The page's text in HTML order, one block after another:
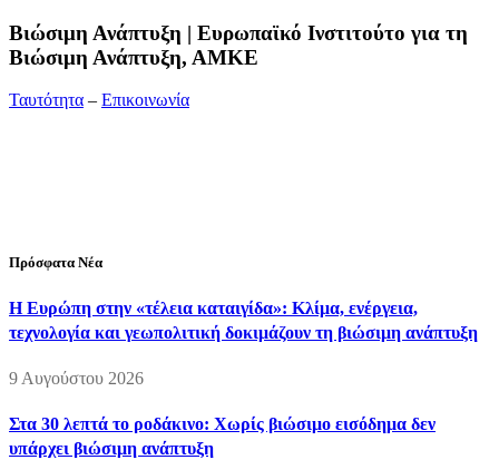
Bιώσιμη Ανάπτυξη | Ευρωπαϊκό Ινστιτούτο για τη
Βιώσιμη Ανάπτυξη, ΑΜΚΕ
Ταυτότητα – Επικοινωνία
Πρόσφατα Νέα
Η Ευρώπη στην «τέλεια καταιγίδα»: Κλίμα, ενέργεια,
τεχνολογία και γεωπολιτική δοκιμάζουν τη βιώσιμη ανάπτυξη
9 Αυγούστου 2026
Στα 30 λεπτά το ροδάκινο: Χωρίς βιώσιμο εισόδημα δεν
υπάρχει βιώσιμη ανάπτυξη